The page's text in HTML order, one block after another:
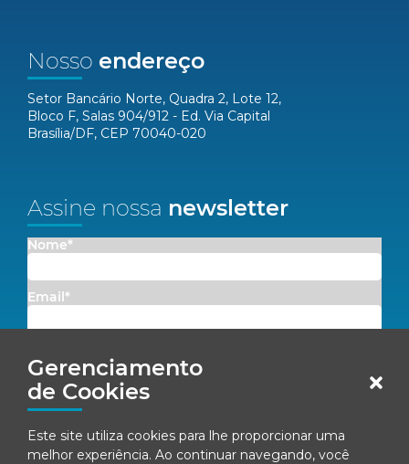
Gerenciamento
de Cookies
Este site utiliza cookies para lhe proporcionar uma
melhor experiência. Ao continuar navegando, você
Nosso endereço
Setor Bancário Norte, Quadra 2, Lote 12,
Bloco F, Salas 904/912 - Ed. Via Capital
Brasília/DF, CEP 70040-020
Assine nossa newsletter
Nome*
Email*
Ao se inscrever, você concorda com nossa Política de Privacidade